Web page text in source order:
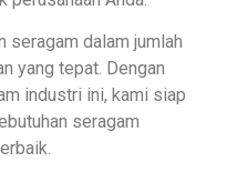
seragam dalam jumlah
yang tepat. Dengan
industri ini, kami siap
seragam